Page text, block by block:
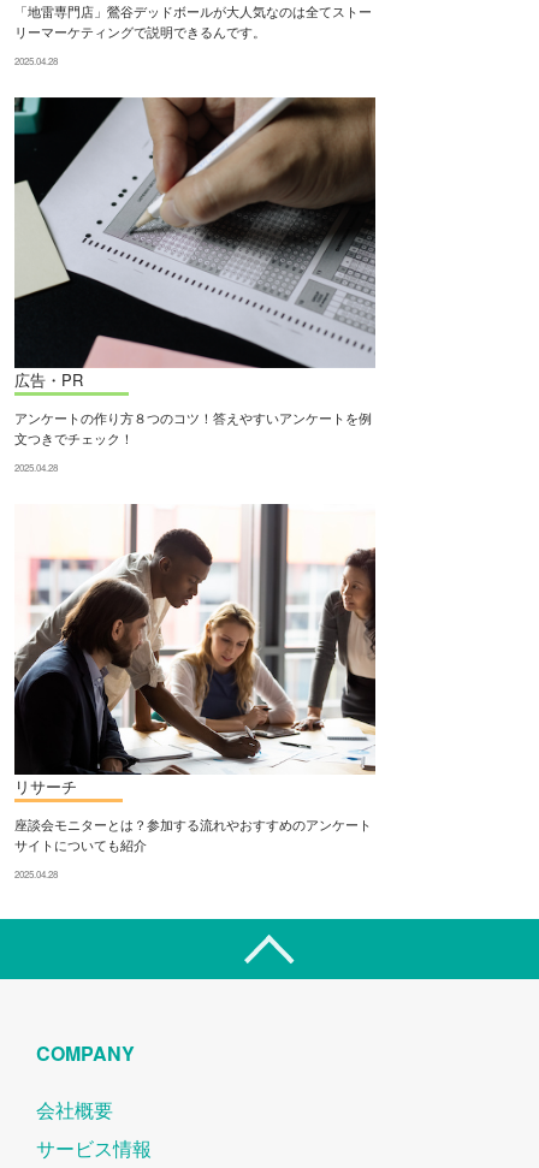
「地雷専門店」鶯谷デッドボールが大人気なのは全てストー
リーマーケティングで説明できるんです。
2025.04.28
広告・PR
アンケートの作り方８つのコツ！答えやすいアンケートを例
文つきでチェック！
2025.04.28
リサーチ
座談会モニターとは？参加する流れやおすすめのアンケート
サイトについても紹介
2025.04.28
COMPANY
会社概要
サービス情報